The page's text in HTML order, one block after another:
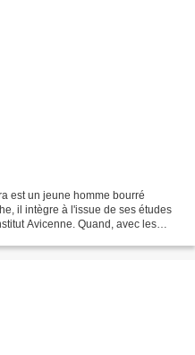
est un jeune homme bourré
il intègre à l'issue de ses études
Avicenne. Quand, avec les